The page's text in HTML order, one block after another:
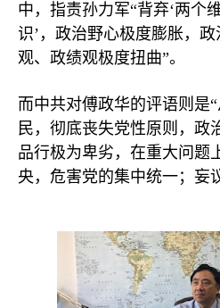
中，指责孙力军“背弃‘两个
识’，政治野心极度膨胀，
观、政绩观极度扭曲”。
而中共对傅政华的评语则是
民，彻底丧失党性原则，政
品行极为卑劣，在重大问题
央，危害党的集中统一；妄